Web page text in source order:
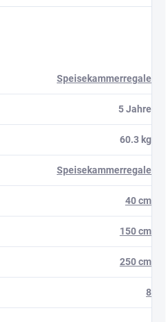
Speisekammerregale
5 Jahre
60.3 kg
Speisekammerregale
40 cm
150 cm
250 cm
8